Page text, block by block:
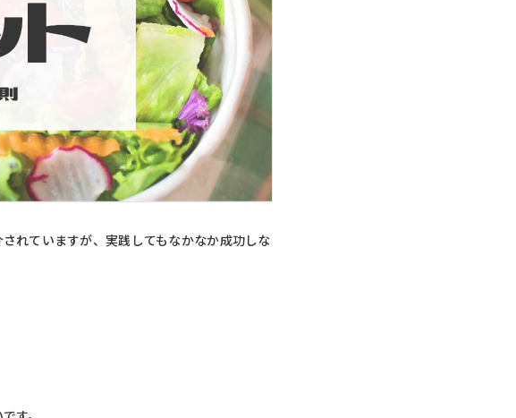
れていますが、実践してもなかなか成功しな